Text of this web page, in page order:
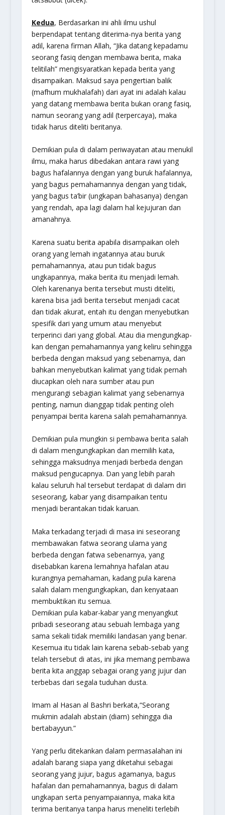
Kedua, Berdasarkan ini ahli ilmu ushul
berpendapat tentang diterima-nya berita yang
adil, karena firman Allah, “Jika datang kepadamu
seorang fasiq dengan membawa berita, maka
telitilah” mengisyaratkan kepada berita yang
disampaikan. Maksud saya pengertian balik
(mafhum mukhalafah) dari ayat ini adalah kalau
yang datang membawa berita bukan orang fasiq,
namun seorang yang adil (terpercaya), maka
tidak harus diteliti beritanya.
Demikian pula di dalam periwayatan atau menukil
ilmu, maka harus dibedakan antara rawi yang
bagus hafalannya dengan yang buruk hafalannya,
yang bagus pemahamannya dengan yang tidak,
yang bagus ta’bir (ungkapan bahasanya) dengan
yang rendah, apa lagi dalam hal kejujuran dan
amanahnya.
Karena suatu berita apabila disampaikan oleh
orang yang lemah ingatannya atau buruk
pemahamannya, atau pun tidak bagus
ungkapannya, maka berita itu menjadi lemah.
Oleh karenanya berita tersebut musti diteliti,
karena bisa jadi berita tersebut menjadi cacat
dan tidak akurat, entah itu dengan menyebutkan
spesifik dari yang umum atau menyebut
terperinci dari yang global. Atau dia mengungkap-
kan dengan pemahamannya yang keliru sehingga
berbeda dengan maksud yang sebenarnya, dan
bahkan menyebutkan kalimat yang tidak pernah
diucapkan oleh nara sumber atau pun
mengurangi sebagian kalimat yang sebenarnya
penting, namun dianggap tidak penting oleh
penyampai berita karena salah pemahamannya.
Demikian pula mungkin si pembawa berita salah
di dalam mengungkapkan dan memilih kata,
sehingga maksudnya menjadi berbeda dengan
maksud pengucapnya. Dan yang lebih parah
kalau seluruh hal tersebut terdapat di dalam diri
seseorang, kabar yang disampaikan tentu
menjadi berantakan tidak karuan.
Maka terkadang terjadi di masa ini seseorang
membawakan fatwa seorang ulama yang
berbeda dengan fatwa sebenarnya, yang
disebabkan karena lemahnya hafalan atau
kurangnya pemahaman, kadang pula karena
salah dalam mengungkapkan, dan kenyataan
membuktikan itu semua.
Demikian pula kabar-kabar yang menyangkut
pribadi seseorang atau sebuah lembaga yang
sama sekali tidak memiliki landasan yang benar.
Kesemua itu tidak lain karena sebab-sebab yang
telah tersebut di atas, ini jika memang pembawa
berita kita anggap sebagai orang yang jujur dan
terbebas dari segala tuduhan dusta.
Imam al Hasan al Bashri berkata,“Seorang
mukmin adalah abstain (diam) sehingga dia
bertabayyun.”
Yang perlu ditekankan dalam permasalahan ini
adalah barang siapa yang diketahui sebagai
seorang yang jujur, bagus agamanya, bagus
hafalan dan pemahamannya, bagus di dalam
ungkapan serta penyampaiannya, maka kita
terima beritanya tanpa harus meneliti terlebih